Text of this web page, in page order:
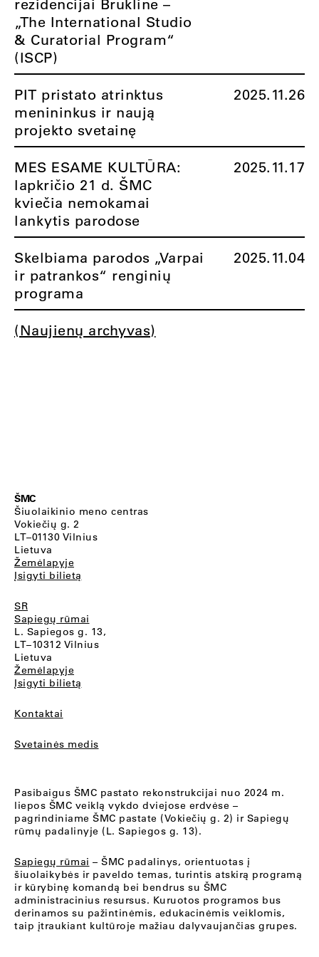
rezidencijai Brukline –
„The International Studio
& Curatorial Program“
(ISCP)
PIT pristato atrinktus
menininkus ir naują
projekto svetainę
2025.11.26
MES ESAME KULTŪRA:
lapkričio 21 d. ŠMC
kviečia nemokamai
lankytis parodose
2025.11.17
Skelbiama parodos „Varpai
ir patrankos“ renginių
programa
2025.11.04
(Naujienų archyvas)
ŠMC
Šiuolaikinio meno centras
Vokiečių g. 2
LT–01130 Vilnius
Lietuva
Žemėlapyje
Įsigyti bilietą
SR
Sapiegų rūmai
L. Sapiegos g. 13,
LT–10312 Vilnius
Lietuva
Žemėlapyje
Įsigyti bilietą
Kontaktai
Svetainės medis
Pasibaigus ŠMC pastato rekonstrukcijai nuo 2024 m.
liepos ŠMC veiklą vykdo dviejose erdvėse –
pagrindiniame ŠMC pastate (Vokiečių g. 2) ir Sapiegų
rūmų padalinyje (L. Sapiegos g. 13).
Sapiegų rūmai – ŠMC padalinys, orientuotas į
šiuolaikybės ir paveldo temas, turintis atskirą programą
ir kūrybinę komandą bei bendrus su ŠMC
administracinius resursus. Kuruotos programos bus
derinamos su pažintinėmis, edukacinėmis veiklomis,
taip įtraukiant kultūroje mažiau dalyvaujančias grupes.